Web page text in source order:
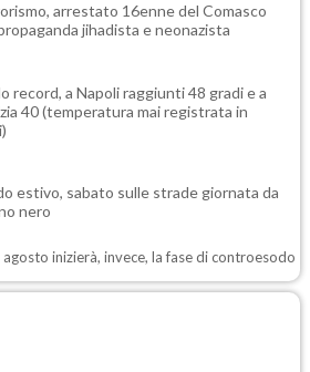
arrestato 16enne del Comasco
jihadista e neonazista
record, a Napoli raggiunti 48 gradi e a
40 (temperatura mai registrata in
estivo, sabato sulle strade giornata da
nero
inizierà, invece, la fase di controesodo